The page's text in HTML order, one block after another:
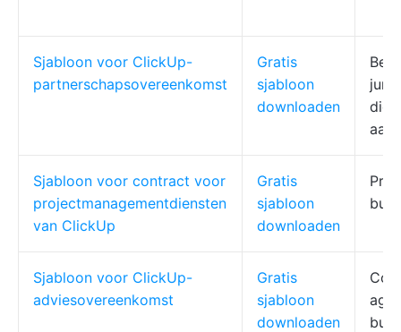
Sjabloon voor ClickUp-
partnerschapsovereenkomst
Gratis
sjabloon
downloaden
die
Sjabloon voor contract voor
projectmanagementdiensten
van ClickUp
Gratis
sjabloon
downloaden
Sjabloon voor ClickUp-
adviesovereenkomst
Gratis
sjabloon
downloaden